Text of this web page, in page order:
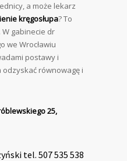
a może lekarz
kręgosłupa? To
gabinecie dr
we Wrocławiu
postawy i
odzyskać równowagę i
25,
tel. 507 535 538